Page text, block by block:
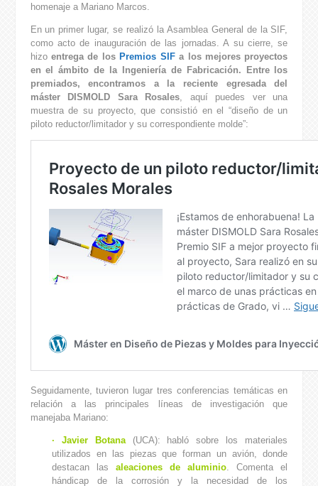
homenaje a Mariano Marcos.
En un primer lugar, se realizó la Asamblea General de la SIF,
como acto de inauguración de las jornadas. A su cierre, se
hizo entrega de los Premios SIFa los mejores proyectos
en el ámbito de la Ingeniería de Fabricación. Entre los
premiados, encontramos a la reciente egresada del
máster DISMOLD Sara Rosales , aquí puedes ver una
muestra de su proyecto, que consistió en el “diseño de un
piloto reductor/limitador y su correspondiente molde”:
Seguidamente, tuvieron lugar tres conferencias temáticas en
relación a las principales líneas de investigación que
manejaba Mariano:
· Javier Botana
(UCA): habló sobre los materiales
utilizados en las piezas que forman un avión, donde
destacan las aleaciones de aluminio . Comenta el
hándicap de la corrosión y la necesidad de los